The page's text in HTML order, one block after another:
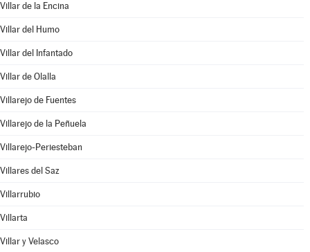
Villar de la Encina
Villar del Humo
Villar del Infantado
Villar de Olalla
Villarejo de Fuentes
Villarejo de la Peñuela
Villarejo-Periesteban
Villares del Saz
Villarrubio
Villarta
Villar y Velasco